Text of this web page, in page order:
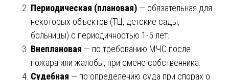
Периодическая (плановая) — обязательная для
некоторых объектов (ТЦ, детские сады,
больницы) с периодичностью 1-5 лет.
Внеплановая — по требованию МЧС после
пожара или жалобы, при смене собственника.
Судебная — по определению суда при спорах о